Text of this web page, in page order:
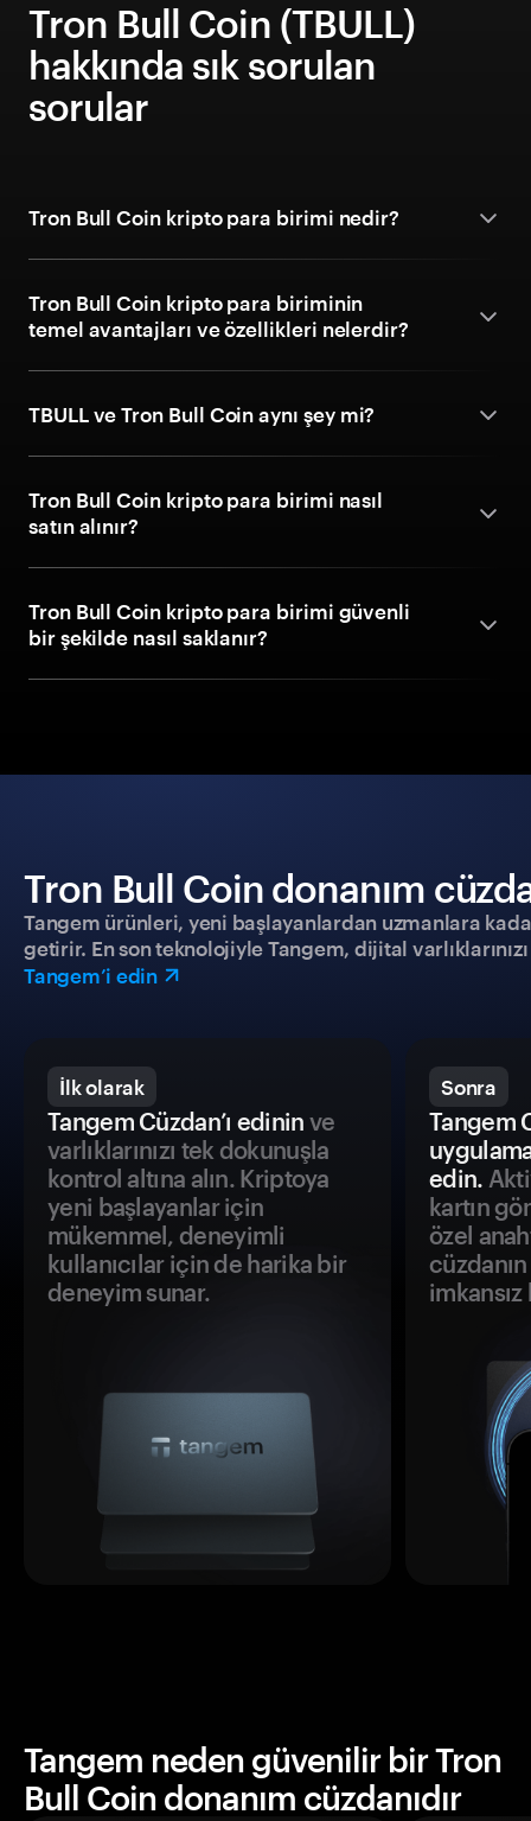
Tron Bull Coin (TBULL)
hakkında sık sorulan
sorular
Tron Bull Coin kripto para birimi nedir?
Tron Bull Coin kripto para biriminin
temel avantajları ve özellikleri nelerdir?
TBULL ve Tron Bull Coin aynı şey mi?
Tron Bull Coin kripto para birimi nasıl
satın alınır?
Tron Bull Coin kripto para birimi güvenli
bir şekilde nasıl saklanır?
Tron Bull Coin donanım
Tangem ürünleri, yeni başlayanlardan uzmanlara
getirir. En son teknolojiyle Tangem, dijital
Tangem’i edin
İlk olarak
Tangem Cüzdan’ı edinin ve
varlıklarınızı tek dokunuşla
kontrol altına alın. Kriptoya
yeni başlayanlar için
mükemmel, deneyimli
kullanıcılar için de harika bir
deneyim sunar.
Sonra
Tangem
edin.
kartın
özel
Tangem neden güvenilir bir Tron
Bull Coin donanım cüzdanıdır